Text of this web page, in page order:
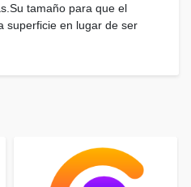
tamaño para que el
superficie en lugar de ser